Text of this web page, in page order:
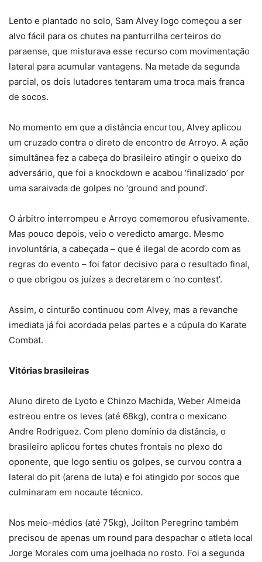
Lento e plantado no solo, Sam Alvey logo começou a ser
alvo fácil para os chutes na panturrilha certeiros do
paraense, que misturava esse recurso com movimentação
lateral para acumular vantagens. Na metade da segunda
parcial, os dois lutadores tentaram uma troca mais franca
de socos.
No momento em que a distância encurtou, Alvey aplicou
um cruzado contra o direto de encontro de Arroyo. A ação
simultânea fez a cabeça do brasileiro atingir o queixo do
adversário, que foi a knockdown e acabou ‘finalizado’ por
uma saraivada de golpes no ‘ground and pound’.
O árbitro interrompeu e Arroyo comemorou efusivamente.
Mas pouco depois, veio o veredicto amargo. Mesmo
involuntária, a cabeçada – que é ilegal de acordo com as
regras do evento – foi fator decisivo para o resultado final,
o que obrigou os juízes a decretarem o ‘no contest’.
Assim, o cinturão continuou com Alvey, mas a revanche
imediata já foi acordada pelas partes e a cúpula do Karate
Combat.
Vitórias brasileiras
Aluno direto de Lyoto e Chinzo Machida, Weber Almeida
estreou entre os leves (até 68kg), contra o mexicano
Andre Rodriguez. Com pleno domínio da distância, o
brasileiro aplicou fortes chutes frontais no plexo do
oponente, que logo sentiu os golpes, se curvou contra a
lateral do pit (arena de luta) e foi atingido por socos que
culminaram em nocaute técnico.
Nos meio-médios (até 75kg), Joilton Peregrino também
precisou de apenas um round para despachar o atleta local
Jorge Morales com uma joelhada no rosto. Foi a segunda